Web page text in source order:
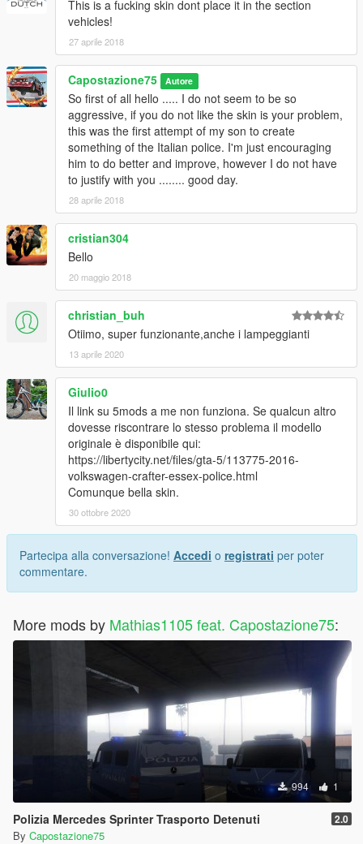
This is a fucking skin dont place it in the section
vehicles!
27 aprile 2018
Capostazione75 Autore
So first of all hello ..... I do not seem to be so
aggressive, if you do not like the skin is your problem,
this was the first attempt of my son to create
something of the Italian police. I'm just encouraging
him to do better and improve, however I do not have
to justify with you ........ good day.
28 aprile 2018
cristian304
Bello
20 maggio 2018
christian_buh
Otiimo, super funzionante,anche i lampeggianti
13 aprile 2020
Giulio0
Il link su 5mods a me non funziona. Se qualcun altro
dovesse riscontrare lo stesso problema il modello
originale è disponibile qui:
https://libertycity.net/files/gta-5/113775-2016-
volkswagen-crafter-essex-police.html
Comunque bella skin.
30 ottobre 2020
Partecipa alla conversazione! Accedi o registrati per poter
commentare.
More mods by Mathias1105 feat. Capostazione75:
994 1
Polizia Mercedes Sprinter Trasporto Detenuti 2.0
By Capostazione75